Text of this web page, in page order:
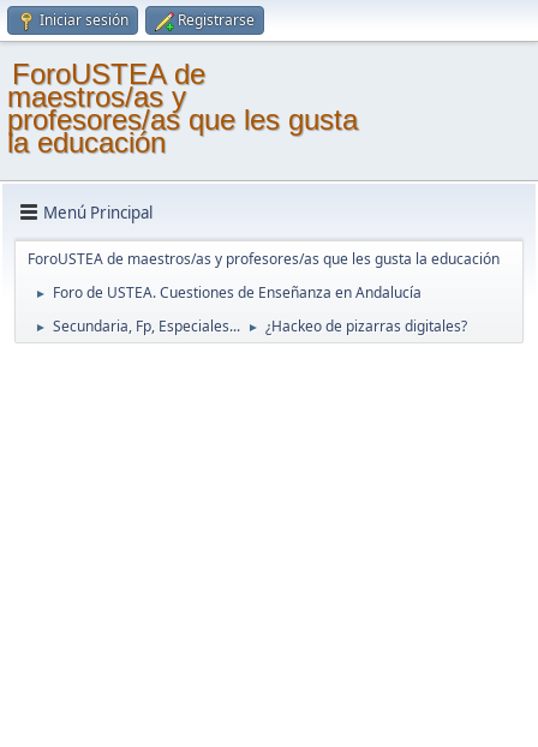
Iniciar sesión Registrarse
ForoUSTEA de
maestros/as y
profesores/as que les gusta
la educación
Menú Principal
ForoUSTEA de maestros/as y profesores/as que les gusta la educación
► Foro de USTEA. Cuestiones de Enseñanza en Andalucía
► Secundaria, Fp, Especiales... ► ¿Hackeo de pizarras digitales?